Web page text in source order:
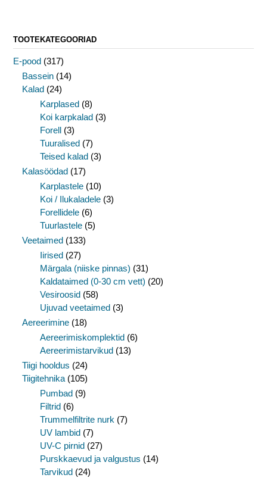
TOOTEKATEGOORIAD
E-pood (317)
Bassein (14)
Kalad (24)
Karplased (8)
Koi karpkalad (3)
Forell (3)
Tuuralised (7)
Teised kalad (3)
Kalasöödad (17)
Karplastele (10)
Koi / Ilukaladele (3)
Forellidele (6)
Tuurlastele (5)
Veetaimed (133)
Iirised (27)
Märgala (niiske pinnas) (31)
Kaldataimed (0-30 cm vett) (20)
Vesiroosid (58)
Ujuvad veetaimed (3)
Aereerimine (18)
Aereerimiskomplektid (6)
Aereerimistarvikud (13)
Tiigi hooldus (24)
Tiigitehnika (105)
Pumbad (9)
Filtrid (6)
Trummelfiltrite nurk (7)
UV lambid (7)
UV-C pirnid (27)
Purskkaevud ja valgustus (14)
Tarvikud (24)